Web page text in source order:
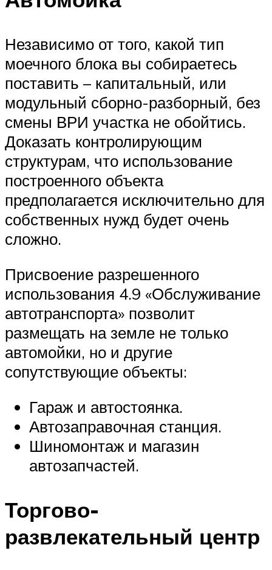
Независимо от того, какой тип
моечного блока вы собираетесь
поставить – капитальный, или
модульный сборно-разборный, без
смены ВРИ участка не обойтись.
Доказать контролирующим
структурам, что использование
построенного объекта
предполагается исключительно для
собственных нужд будет очень
сложно.
Присвоение разрешенного
использования 4.9 «Обслуживание
автотранспорта» позволит
размещать на земле не только
автомойки, но и другие
сопутствующие объекты:
Гараж и автостоянка.
Автозаправочная станция.
Шиномонтаж и магазин
автозапчастей.
Торгово-
развлекательный центр